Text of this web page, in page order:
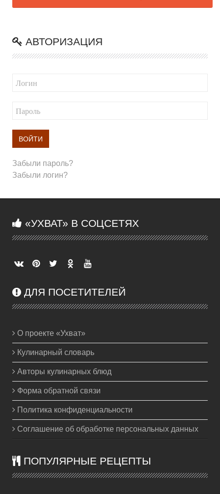
АВТОРИЗАЦИЯ
ВОЙТИ
Забыли пароль?
Забыли логин?
«УХВАТ» В СОЦСЕТЯХ
ДЛЯ ПОСЕТИТЕЛЕЙ
О проекте «Ухват»
Кулинарный словарь
Авторы кулинарных блюд
Форма обратной связи
Политика конфиденциальности
Соглашение об обработке персональных данных
ПОПУЛЯРНЫЕ РЕЦЕПТЫ